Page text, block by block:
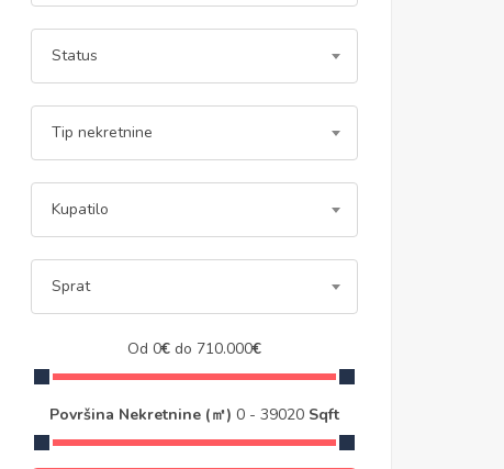
Status
Tip nekretnine
Kupatilo
Sprat
Od 0€ do 710.000€
Površina Nekretnine (㎡) 0 - 39020 Sqft